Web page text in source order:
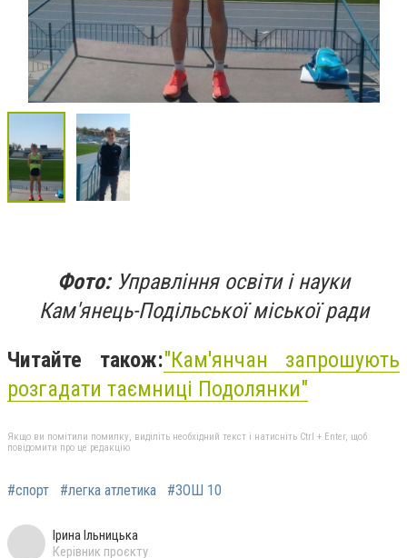
Фото:Управління освіти і науки
Кам'янець-Подільської міської ради
Читайте також:"Кам'янчан запрошують
розгадати таємниці Подолянки"
Якщо ви помітили помилку, виділіть необхідний текст і натисніть Ctrl + Enter, щоб
повідомити про це редакцію
#спорт #легка атлетика #ЗОШ 10
Ірина Ільницька
Керівник проєкту